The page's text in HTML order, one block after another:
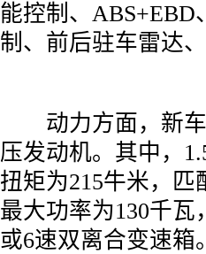
能控制、ABS+EBD
制、前后驻车雷达
动力方面，新车
压发动机。其中，
扭矩为215牛米，
最大功率为130千瓦
或6速双离合变速箱